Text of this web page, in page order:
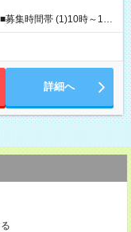
募集時間帯 (1)10時～14
大型連休勤務可能な方
詳細へ